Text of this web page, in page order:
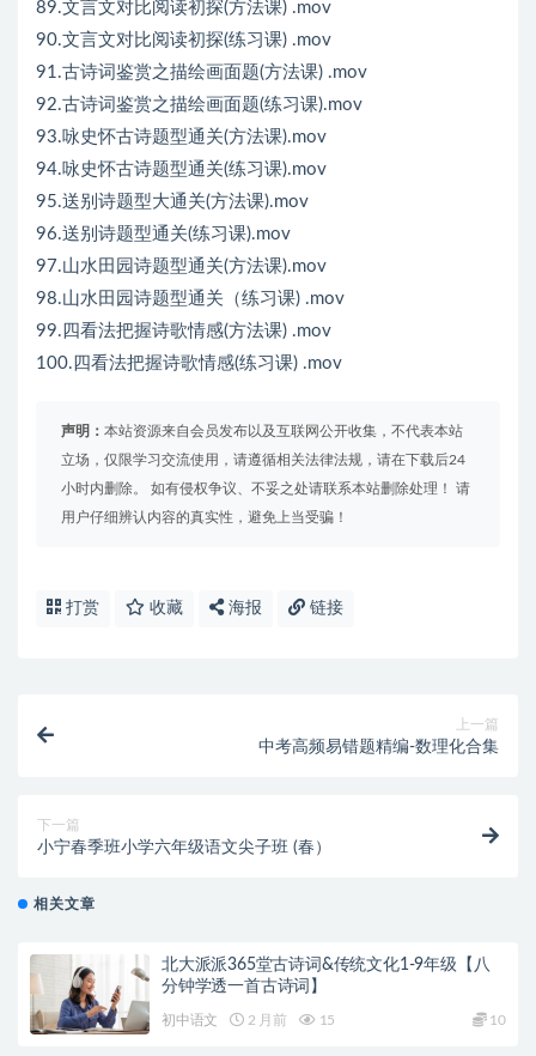
89.文言文对比阅读初探(方法课) .mov
90.文言文对比阅读初探(练习课) .mov
91.古诗词鉴赏之描绘画面题(方法课) .mov
92.古诗词鉴赏之描绘画面题(练习课).mov
93.咏史怀古诗题型通关(方法课).mov
94.咏史怀古诗题型通关(练习课).mov
95.送别诗题型大通关(方法课).mov
96.送别诗题型通关(练习课).mov
97.山水田园诗题型通关(方法课).mov
98.山水田园诗题型通关（练习课) .mov
99.四看法把握诗歌情感(方法课) .mov
100.四看法把握诗歌情感(练习课) .mov
声明： 本站资源来自会员发布以及互联网公开收集，不代表本站
立场，仅限学习交流使用，请遵循相关法律法规，请在下载后24
小时内删除。 如有侵权争议、不妥之处请联系本站删除处理！ 请
用户仔细辨认内容的真实性，避免上当受骗！
打赏 收藏 海报 链接
上一篇
中考高频易错题精编-数理化合集
下一篇
小宁春季班小学六年级语文尖子班 (春）
相关文章
北大派派365堂古诗词&传统文化1-9年级【八
分钟学透一首古诗词】
初中语文 2 月前 15 10